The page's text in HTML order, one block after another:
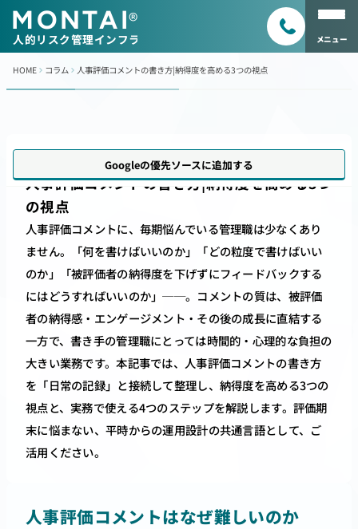
MONTAI®
人的リスク管理インフラ メニュー
HOME コラム 人事評価コメントの書き方|納得度を高める3つの視点
Googleの優先ソースに追加する
2026年4月25日
人事評価コメントの書き方|納得度を高める3つ
の視点
人事評価コメントに、毎期悩んでいる管理職は少なくあり
ません。「何を書けばいいのか」「どの粒度で書けばいい
のか」「被評価者の納得度を下げずにフィードバックする
にはどうすればいいのか」──。コメントの質は、被評価
者の納得感・エンゲージメント・その後の成長に直結する
一方で、書き手の管理職にとっては時間的・心理的な負担の
大きい業務です。本記事では、人事評価コメントの書き方
を「日常の記録」と接続して整理し、納得度を高める3つの
視点と、実務で使える4つのステップを解説します。評価期
末に悩まない、平時からの運用設計の共通言語として、ご
活用ください。
人事評価コメントはなぜ難しいのか